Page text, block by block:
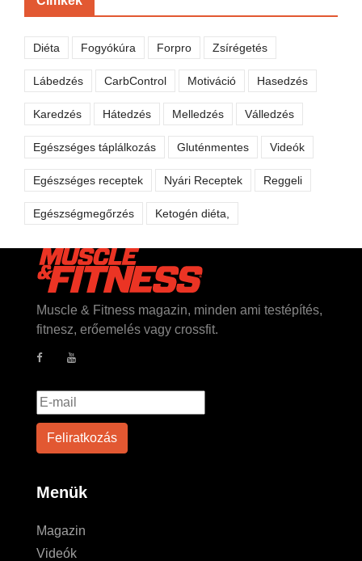
Diéta Fogyókúra Forpro Zsírégetés
Lábedzés CarbControl Motiváció Hasedzés
Karedzés Hátedzés Melledzés Válledzés
Egészséges táplálkozás Gluténmentes Videók
Egészséges receptek Nyári Receptek Reggeli
Egészségmegőrzés Ketogén diéta,
Muscle & Fitness magazin, minden ami testépítés,
fitnesz, erőemelés vagy crossfit.
Menük
Magazin
Videók